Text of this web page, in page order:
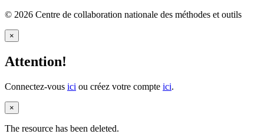
© 2026 Centre de collaboration nationale des méthodes et outils
×
Attention!
Connectez-vous ici ou créez votre compte ici.
×
The resource has been deleted.